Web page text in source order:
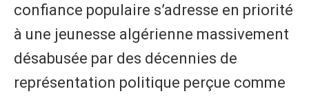
confiance populaire s’adresse en priorité
à une jeunesse algérienne massivement
désabusée par des décennies de
représentation politique perçue comme